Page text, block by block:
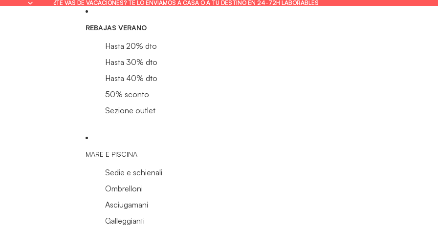
¿TE VAS DE VACACIONES? TE LO ENVIAMOS A CASA O A TU DESTINO EN 24-72H LABORABLES
¿TE VAS DE VACACIONES? TE LO ENVIAMOS A CASA O A TU DESTINO EN 24-72H LABORABLES
REBAJAS VERANO
Hasta 20% dto
Hasta 30% dto
Hasta 40% dto
50% sconto
Sezione outlet
MARE E PISCINA
Sedie e schienali
Ombrelloni
Asciugamani
Galleggianti